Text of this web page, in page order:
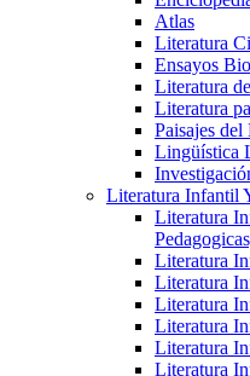
Atlas
Literatura
Ensayos
Literatura
Literatura
Paisajes
Lingüística
Literatura Infantil
Literatura
Literatura
Literatura
Literatura
Literatura
Literatura
Literatura